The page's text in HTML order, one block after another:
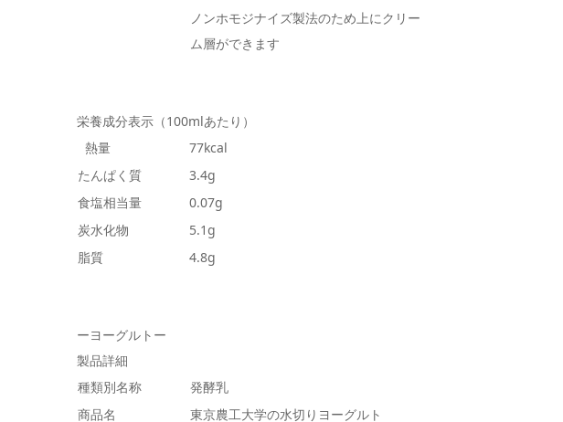
ノンホモジナイズ製法のため上にクリー
ム層ができます
栄養成分表示（100mlあたり）
熱量
77kcal
たんぱく質
3.4g
食塩相当量
0.07g
炭水化物
5.1g
脂質
4.8g
ーヨーグルトー
製品詳細
種類別名称
発酵乳
商品名
東京農工大学の水切りヨーグルト